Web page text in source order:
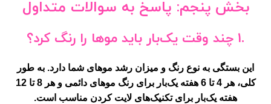
بخش پنجم: پاسخ به سوالات متداول
.1 چند وقت یک‌بار باید موها را رنگ کرد؟
این بستگی به نوع رنگ و میزان رشد موهای شما دارد. به طور
کلی، هر 4 تا 6 هفته یک‌بار برای رنگ موهای دائمی و هر 8 تا 12
هفته یک‌بار برای تکنیک‌های لایت کردن مناسب است.